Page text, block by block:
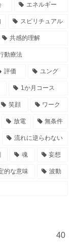
エネルギー
スピリチュアル
共感的理解
動療法
評価 ユング
1か月コース
笑顔 ワーク
放電 無条件
流れに逆らわない
魂 妄想
的な意味 波動
40